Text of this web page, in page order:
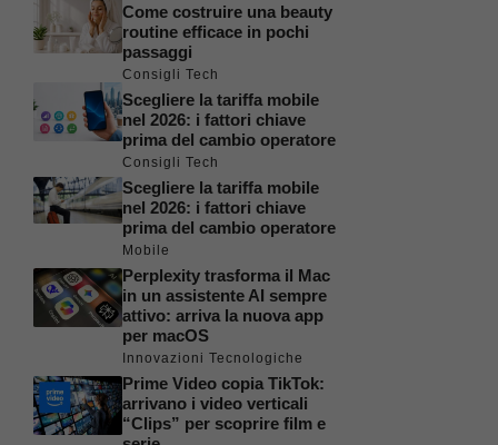
Come costruire una beauty
routine efficace in pochi
passaggi
Consigli Tech
Scegliere la tariffa mobile
nel 2026: i fattori chiave
prima del cambio operatore
Consigli Tech
Scegliere la tariffa mobile
nel 2026: i fattori chiave
prima del cambio operatore
Mobile
Perplexity trasforma il Mac
in un assistente AI sempre
attivo: arriva la nuova app
per macOS
Innovazioni Tecnologiche
Prime Video copia TikTok:
arrivano i video verticali
“Clips” per scoprire film e